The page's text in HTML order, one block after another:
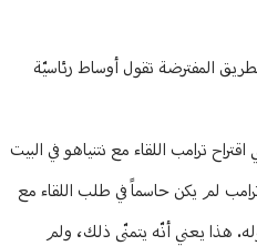
المفترضة تقول أوساط رئاسيّة
ترامب اللقاء مع نتنياهو في البيت
لم يكن حاسماً في طلب اللقاء مع
هذا يعني أنّه يتمنّى ذلك، ولم